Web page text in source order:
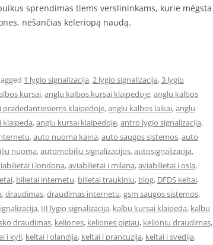
sprendimas tiems verslininkams, kurie mėgsta
nešančias keleriopą naudą.
1 lygio signalizacija,2 lygio signalizacija,3 lygio
kursai,anglu kalbos kursai klaipedoje,anglu kalbos
pradedantiesiems klaipedoje,anglu kalbos laikai,anglu
klaipeda,anglu kursai klaipedoje,antro lygio signalizacija,
,auto nuoma kaina,auto saugos sistemos,auto
nuoma,automobiliu signalizacijos,autosignalizacija,
i londona,aviabilietai i milana,aviabilietai i osla,
, bilietai internetu, bilietai traukiniu, blog, DFDS keltai,
,draudimas,draudimas internetu,gsm saugos sistemos,
, III lygio signalizacija, kalbu kursai klaipeda, kalbu
draudimas, keliones, keliones pigiau, kelioniu draudimas,
i kyli, keltai i olandija, keltai i prancuzija, keltai i svedija,